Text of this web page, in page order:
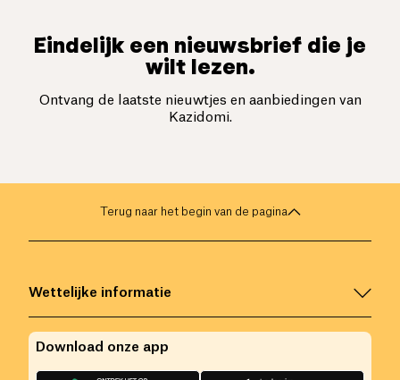
Eindelijk een nieuwsbrief die je
wilt lezen.
Ontvang de laatste nieuwtjes en aanbiedingen van
Kazidomi.
Terug naar het begin van de pagina
Wettelijke informatie
Download onze app